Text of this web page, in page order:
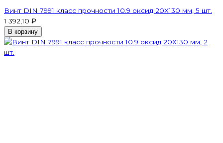
Винт DIN 7991 класс прочности 10.9 оксид 20Х130 мм, 5 шт.
1 392,10 ₽
В корзину